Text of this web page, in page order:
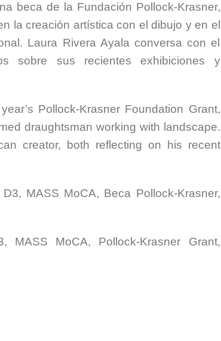
beca de la Fundación Pollock-Krasner,
la creación artística con el dibujo y en el
Laura Rivera Ayala conversa con el
sobre sus recientes exhibiciones y
Pollock-Krasner Foundation Grant,
draughtsman working with landscape.
creator, both reflecting on his recent
MASS MoCA, Beca Pollock-Krasner,
MASS MoCA, Pollock-Krasner Grant,